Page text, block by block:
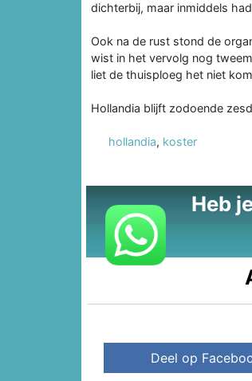
dichterbij, maar inmiddels
Ook na de rust stond de
wist in het vervolg nog
liet de thuisploeg het niet
Hollandia blijft zodoende
hollandia, koster
Heb
Deel op